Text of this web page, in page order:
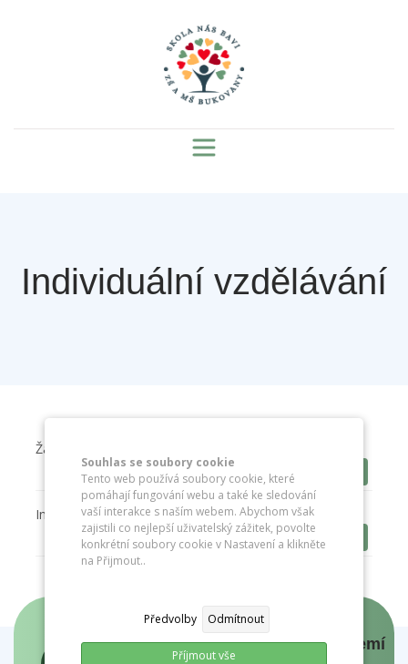
Souhlas se soubory cookie
Tento web používá soubory cookie, které
pomáhají fungování webu a také ke sledování
vaší interakce s naším webem. Abychom však
zajistili co nejlepší uživatelský zážitek, povolte
konkrétní soubory cookie v Nastavení a klikněte
na Přijmout..
Předvolby Odmítnout
Příjmout vše
Individuální vzdělávání
Žádost o individuální vzdělávání
Stáhnout
Informace IV
Stáhnout
Panovníci a prezidenti českých zemí